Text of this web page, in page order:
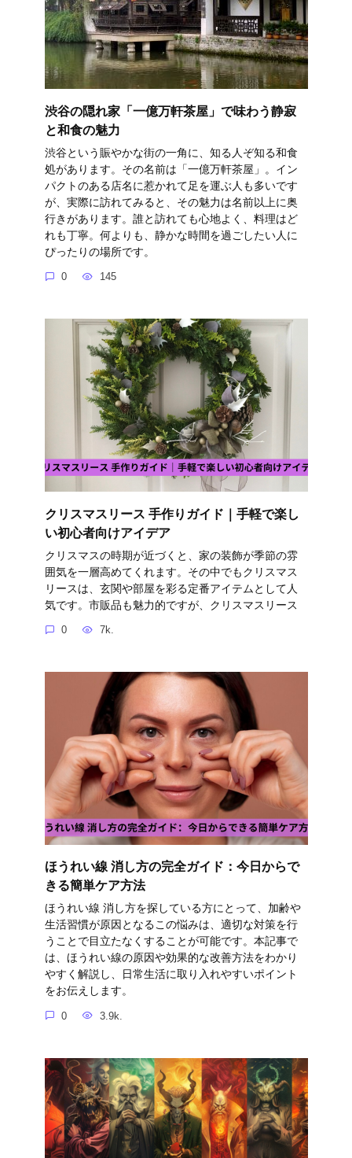
渋谷の隠れ家「一億万軒茶屋」で味わう静寂
と和食の魅力
渋谷という賑やかな街の一角に、知る人ぞ知る和食
処があります。その名前は「一億万軒茶屋」。イン
パクトのある店名に惹かれて足を運ぶ人も多いです
が、実際に訪れてみると、その魅力は名前以上に奥
行きがあります。誰と訪れても心地よく、料理はど
れも丁寧。何よりも、静かな時間を過ごしたい人に
ぴったりの場所です。
0 145
クリスマスリース 手作りガイド｜手軽で楽し
い初心者向けアイデア
クリスマスの時期が近づくと、家の装飾が季節の雰
囲気を一層高めてくれます。その中でもクリスマス
リースは、玄関や部屋を彩る定番アイテムとして人
気です。市販品も魅力的ですが、クリスマスリース
0 7k.
ほうれい線 消し方の完全ガイド：今日からで
きる簡単ケア方法
ほうれい線 消し方を探している方にとって、加齢や
生活習慣が原因となるこの悩みは、適切な対策を行
うことで目立たなくすることが可能です。本記事で
は、ほうれい線の原因や効果的な改善方法をわかり
やすく解説し、日常生活に取り入れやすいポイント
をお伝えします。
0 3.9k.